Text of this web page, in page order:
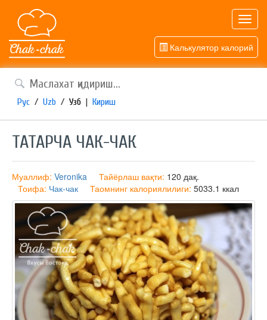
Калькулятор калорий
Рус / Uzb / Узб | Кириш
ТАТАРЧА ЧАК-ЧАК
Муаллиф: Veronika Тайёрлаш вақти: 120 дақ.
Тоифа: Чак-чак Таомнинг калориялилиги: 5033.1 ккал